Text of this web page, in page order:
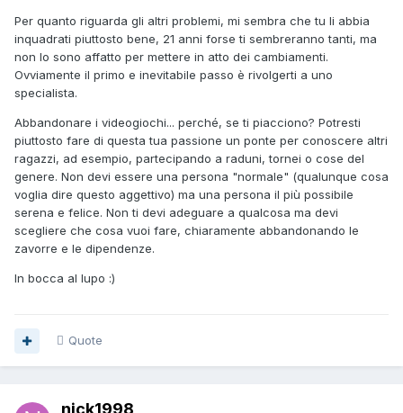
Per quanto riguarda gli altri problemi, mi sembra che tu li abbia
inquadrati piuttosto bene, 21 anni forse ti sembreranno tanti, ma
non lo sono affatto per mettere in atto dei cambiamenti.
Ovviamente il primo e inevitabile passo è rivolgerti a uno
specialista.
Abbandonare i videogiochi... perché, se ti piacciono? Potresti
piuttosto fare di questa tua passione un ponte per conoscere altri
ragazzi, ad esempio, partecipando a raduni, tornei o cose del
genere. Non devi essere una persona "normale" (qualunque cosa
voglia dire questo aggettivo) ma una persona il più possibile
serena e felice. Non ti devi adeguare a qualcosa ma devi
scegliere che cosa vuoi fare, chiaramente abbandonando le
zavorre e le dipendenze.
In bocca al lupo :)
Quote